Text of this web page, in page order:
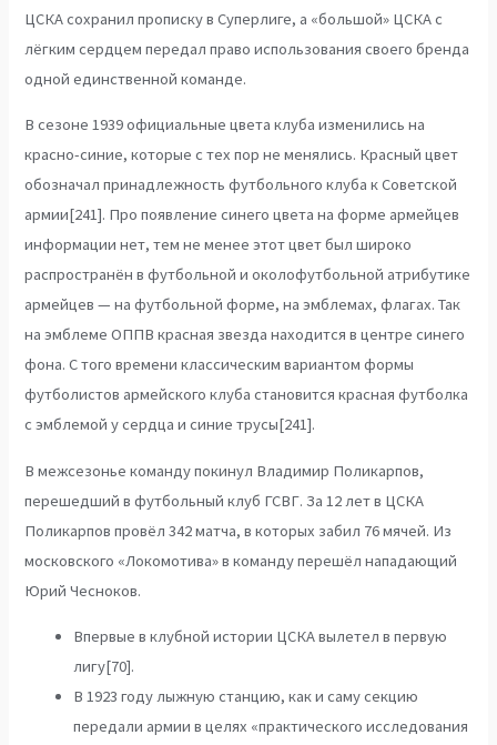
ЦСКА сохранил прописку в Суперлиге, а «большой» ЦСКА с
лёгким сердцем передал право использования своего бренда
одной единственной команде.
В сезоне 1939 официальные цвета клуба изменились на
красно-синие, которые с тех пор не менялись. Красный цвет
обозначал принадлежность футбольного клуба к Советской
армии[241]. Про появление синего цвета на форме армейцев
информации нет, тем не менее этот цвет был широко
распространён в футбольной и околофутбольной атрибутике
армейцев — на футбольной форме, на эмблемах, флагах. Так
на эмблеме ОППВ красная звезда находится в центре синего
фона. С того времени классическим вариантом формы
футболистов армейского клуба становится красная футболка
с эмблемой у сердца и синие трусы[241].
В межсезонье команду покинул Владимир Поликарпов,
перешедший в футбольный клуб ГСВГ. За 12 лет в ЦСКА
Поликарпов провёл 342 матча, в которых забил 76 мячей. Из
московского «Локомотива» в команду перешёл нападающий
Юрий Чесноков.
Впервые в клубной истории ЦСКА вылетел в первую
лигу[70].
В 1923 году лыжную станцию, как и саму секцию
передали армии в целях «практического исследования